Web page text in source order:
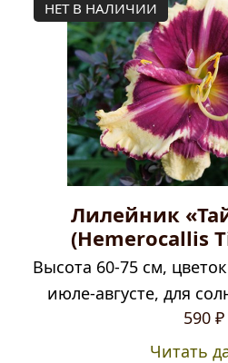
НЕТ В НАЛИЧИИ
Лилейник
(Hemerocallis
Высота 60-75 см,
июле-августе, для
590 ₽
Читать